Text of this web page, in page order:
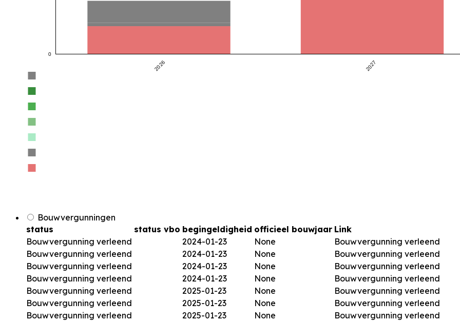
0
2026 2027
Bouwvergunningen
status
status vbo begingeldigheid officieel bouwjaar Link
Bouwvergunning verleend
2024-01-23 None
Bouwvergunning verleend
Bouwvergunning verleend
2024-01-23 None
Bouwvergunning verleend
Bouwvergunning verleend
2024-01-23 None
Bouwvergunning verleend
Bouwvergunning verleend
2024-01-23 None
Bouwvergunning verleend
Bouwvergunning verleend
2025-01-23 None
Bouwvergunning verleend
Bouwvergunning verleend
2025-01-23 None
Bouwvergunning verleend
Bouwvergunning verleend
2025-01-23 None
Bouwvergunning verleend